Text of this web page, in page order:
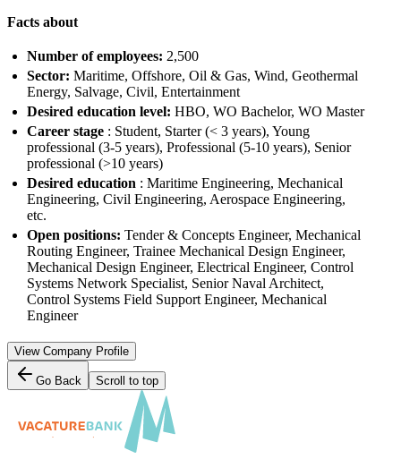
Facts about
Number of employees: 2,500
Sector: Maritime, Offshore, Oil & Gas, Wind, Geothermal
Energy, Salvage, Civil, Entertainment
Desired education level: HBO, WO Bachelor, WO Master
Career stage : Student, Starter (< 3 years), Young
professional (3-5 years), Professional (5-10 years), Senior
professional (>10 years)
Desired education : Maritime Engineering, Mechanical
Engineering, Civil Engineering, Aerospace Engineering,
etc.
Open positions: Tender & Concepts Engineer, Mechanical
Routing Engineer, Trainee Mechanical Design Engineer,
Mechanical Design Engineer, Electrical Engineer, Control
Systems Network Specialist, Senior Naval Architect,
Control Systems Field Support Engineer, Mechanical
Engineer
View Company Profile
Go Back Scroll to top